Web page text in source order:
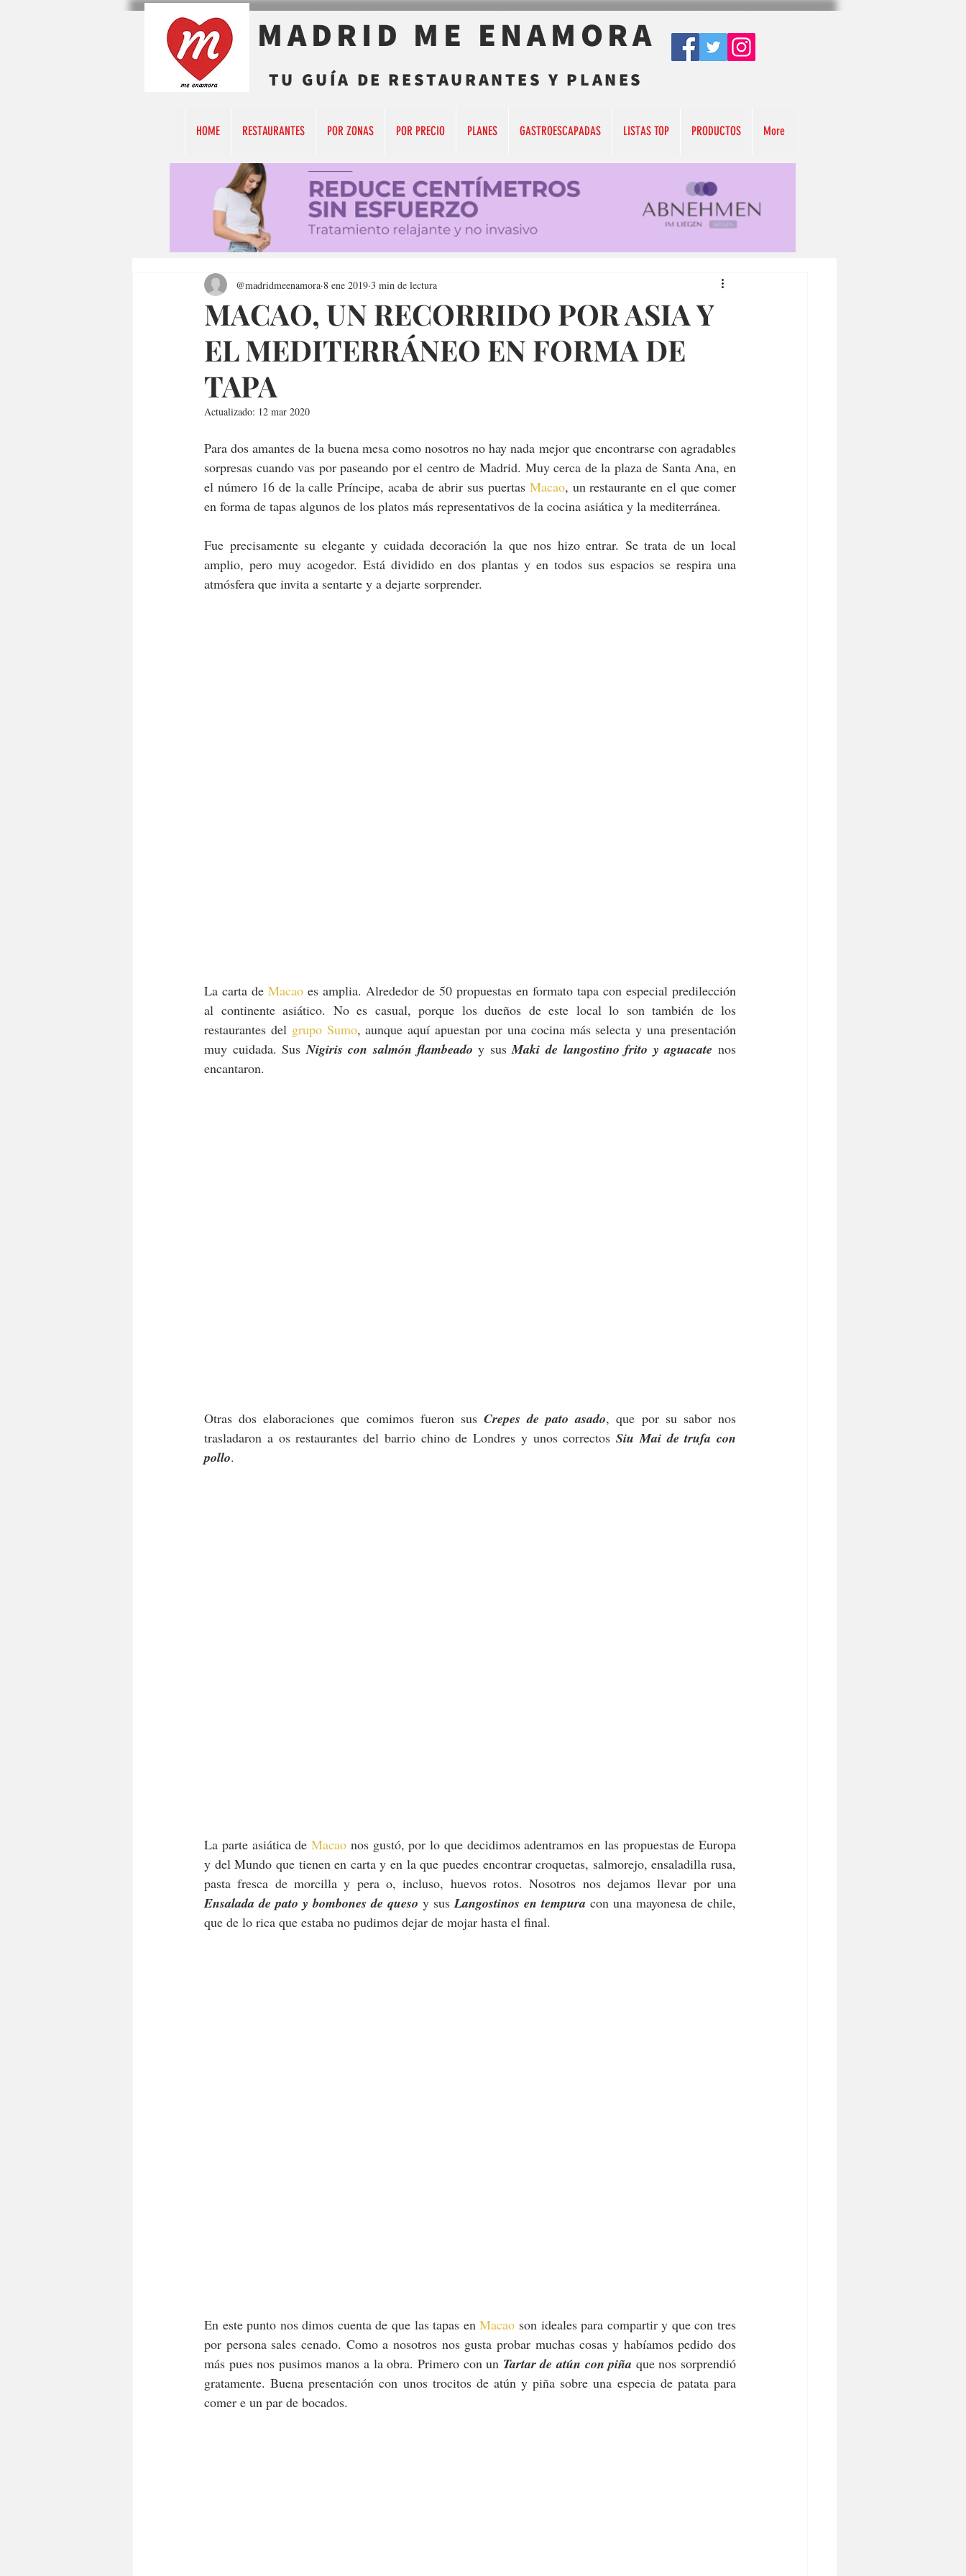
MADRID ME ENAMORA
TU GUÍA DE RESTAURANTES Y PLANES
HOME RESTAURANTES POR ZONAS POR PRECIO PLANES GASTROESCAPADAS LISTAS TOP PRODUCTOS More
MACAO, UN RECORRIDO POR ASIA Y
EL MEDITERRÁNEO EN FORMA DE
TAPA
@madridmeenamora 8 ene 2019 3 min de lectura
Actualizado: 12 mar 2020
Para dos amantes de la buena mesa como nosotros no hay nada mejor que encontrarse con agradables
sorpresas cuando vas por paseando por el centro de Madrid. Muy cerca de la plaza de Santa Ana, en
el número 16 de la calle Príncipe, acaba de abrir sus puertas Macao, un restaurante en el que comer
en forma de tapas algunos de los platos más representativos de la cocina asiática y la mediterránea.
Fue precisamente su elegante y cuidada decoración la que nos hizo entrar. Se trata de un local
amplio, pero muy acogedor. Está dividido en dos plantas y en todos sus espacios se respira una
atmósfera que invita a sentarte y a dejarte sorprender.
La carta de Macao es amplia. Alrededor de 50 propuestas en formato tapa con especial predilección
al continente asiático. No es casual, porque los dueños de este local lo son también de los
restaurantes del grupo Sumo, aunque aquí apuestan por una cocina más selecta y una presentación
muy cuidada. Sus Nigiris con salmón flambeado y sus Maki de langostino frito y aguacate nos
encantaron.
Otras dos elaboraciones que comimos fueron sus Crepes de pato asado, que por su sabor nos
trasladaron a os restaurantes del barrio chino de Londres y unos correctos Siu Mai de trufa con
pollo.
La parte asiática de Macao nos gustó, por lo que decidimos adentramos en las propuestas de Europa
y del Mundo que tienen en carta y en la que puedes encontrar croquetas, salmorejo, ensaladilla rusa,
Ensalada de pato y bombones de queso y sus Langostinos en tempura con una mayonesa de chile,
que de lo rica que estaba no pudimos dejar de mojar hasta el final.
En este punto nos dimos cuenta de que las tapas en Macao son ideales para compartir y que con tres
por persona sales cenado. Como a nosotros nos gusta probar muchas cosas y habíamos pedido dos
más pues nos pusimos manos a la obra. Primero con un Tartar de atún con piña que nos sorprendió
gratamente. Buena presentación con unos trocitos de atún y piña sobre una especia de patata para
comer e un par de bocados.